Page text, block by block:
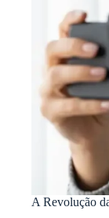
A Revolução